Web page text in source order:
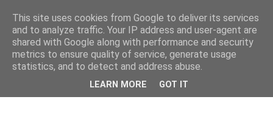
This site uses cookies from Google to deliver its services
and to analyze traffic. Your IP address and user-agent are
shared with Google along with performance and security
metrics to ensure quality of service, generate usage
statistics, and to detect and address abuse.
LEARN MORE GOT IT